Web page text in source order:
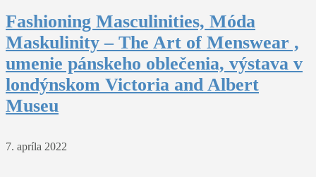
Fashioning Masculinities, Móda
Maskulinity – The Art of Menswear ,
umenie pánskeho oblečenia, výstava v
londýnskom Victoria and Albert
Museu
7. apríla 2022